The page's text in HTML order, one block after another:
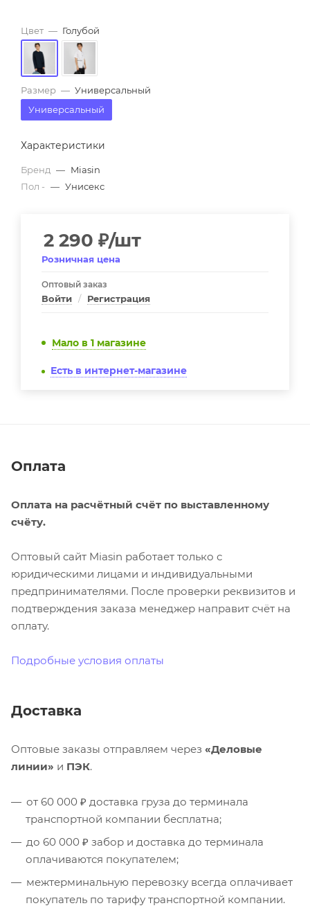
Цвет — Голубой
Размер — Универсальный
Универсальный
Характеристики
Бренд — Miasin
Пол - — Унисекс
2 290 ₽/шт
Розничная цена
Оптовый заказ
Войти / Регистрация
Мало в 1 магазине
Есть в интернет-магазине
Оплата
Оплата на расчётный счёт по выставленному
счёту.
Оптовый сайт Miasin работает только с
юридическими лицами и индивидуальными
предпринимателями. После проверки реквизитов и
подтверждения заказа менеджер направит счёт на
оплату.
Подробные условия оплаты
Доставка
Оптовые заказы отправляем через «Деловые
линии» и ПЭК.
от 60 000 ₽ доставка груза до терминала
транспортной компании бесплатна;
до 60 000 ₽ забор и доставка до терминала
оплачиваются покупателем;
межтерминальную перевозку всегда оплачивает
покупатель по тарифу транспортной компании.